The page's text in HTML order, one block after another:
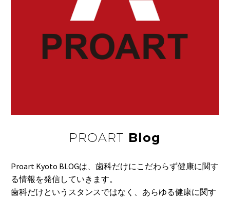
PROART Blog
Proart Kyoto BLOGは、歯科だけにこだわらず健康に関す
る情報を発信していきます。
歯科だけというスタンスではなく、あらゆる健康に関す